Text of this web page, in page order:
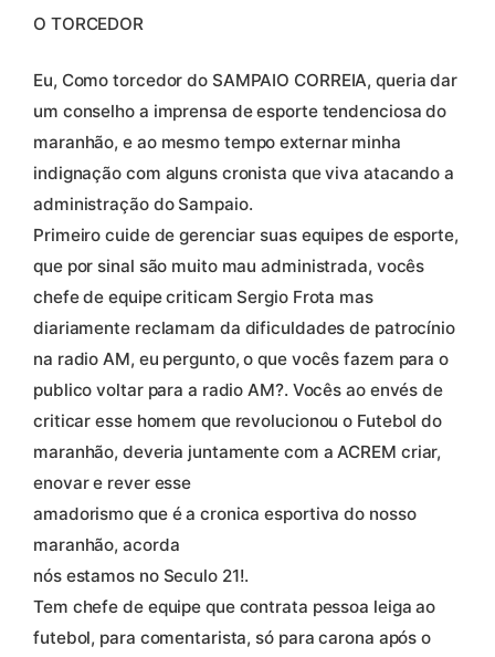
O TORCEDOR
Eu, Como torcedor do SAMPAIO CORREIA, queria dar
um conselho a imprensa de esporte tendenciosa do
maranhão, e ao mesmo tempo externar minha
indignação com alguns cronista que viva atacando a
administração do Sampaio.
Primeiro cuide de gerenciar suas equipes de esporte,
que por sinal são muito mau administrada, vocês
chefe de equipe criticam Sergio Frota mas
diariamente reclamam da dificuldades de patrocínio
na radio AM, eu pergunto, o que vocês fazem para o
publico voltar para a radio AM?. Vocês ao envés de
criticar esse homem que revolucionou o Futebol do
maranhão, deveria juntamente com a ACREM criar,
enovar e rever esse
amadorismo que é a cronica esportiva do nosso
maranhão, acorda
nós estamos no Seculo 21!.
Tem chefe de equipe que contrata pessoa leiga ao
futebol, para comentarista, só para carona após o